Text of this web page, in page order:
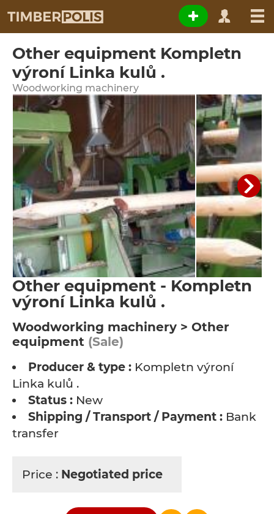
Other equipment Kompletn
výroní Linka kulů .
Woodworking machinery
Other equipment - Kompletn
výroní Linka kulů .
Woodworking machinery > Other
equipment (Sale)
Producer & type : Kompletn výroní
Linka kulů .
Status : New
Shipping / Transport / Payment : Bank
transfer
Price : Negotiated price